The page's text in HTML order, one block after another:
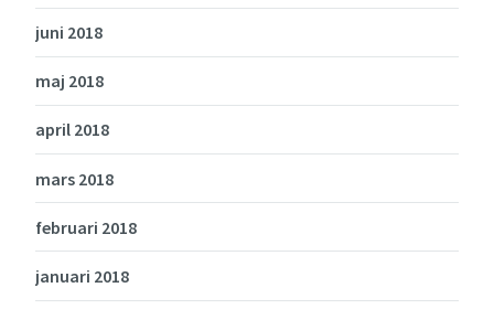
juni 2018
maj 2018
april 2018
mars 2018
februari 2018
januari 2018